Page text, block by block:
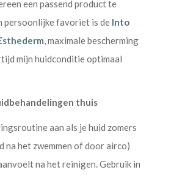
een passend product te
persoonlijke favoriet is de Into
, maximale bescherming
mijn huidconditie optimaal
thuis
aan als je huid zomers
na het zwemmen of door airco)
na het reinigen. Gebruik in